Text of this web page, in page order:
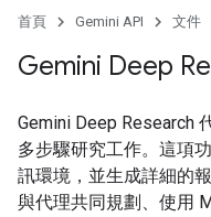
首頁 Gemini API 文件
Gemini Deep
Gemini Deep Research
多步驟研究工作。這項
訊環境，並生成詳細的
與代理共同規劃、使用